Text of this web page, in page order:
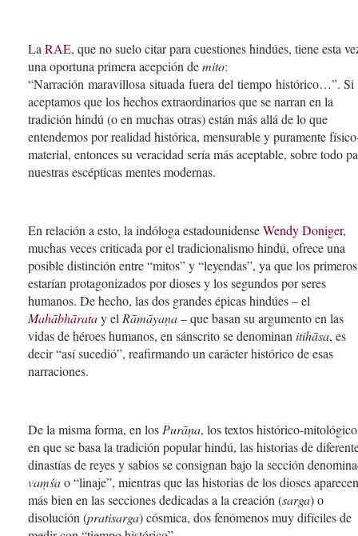
La RAE, que no suelo citar para cuestiones hindúes, tiene esta
una oportuna primera acepción demito:
“Narración maravillosa situada fuera del tiempo histórico…”. Si
aceptamos que los hechos extraordinarios que se narran en la
tradición hindú (o en muchas otras) están más allá de lo que
entendemos por realidad histórica, mensurable y puramente
material, entonces su veracidad sería más aceptable, sobre todo
nuestras escépticas mentes modernas.
En relación a esto, la indóloga estadounidenseWendy Doniger,
muchas veces criticada por el tradicionalismo hindú, ofrece una
posible distinción entre “mitos” y “leyendas”, ya que los primeros
estarían protagonizados por dioses y los segundos por seres
humanos. De hecho, las dos grandes épicas hindúes – el
Mahābhāratay el Rāmāyaṇa– que basan su argumento en las
vidas de héroes humanos, en sánscrito se denominan itihāsa, es
decir “así sucedió”, reafirmando un carácter histórico de esas
narraciones.
De la misma forma, en los Purāṇa, los textos histórico-
en que se basa la tradición popular hindú, las historias de
dinastías de reyes y sabios se consignan bajo la sección
vaṃśao “linaje”, mientras que las historias de los dioses aparecen
más bien en las secciones dedicadas a la creación (sarga) o
disolución (pratisarga) cósmica, dos fenómenos muy difíciles de